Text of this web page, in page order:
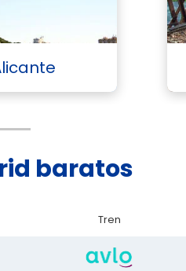
baratos
Tren